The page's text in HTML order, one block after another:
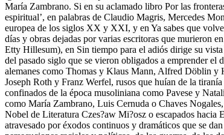
María Zambrano. Si en su aclamado libro Por las
espiritual’, en palabras de Claudio Magris, Mercedes
europea de los siglos XX y XXI, y en Ya sabes que
días y obras dejadas por varias escritoras que murieron
Etty Hillesum), en Sin tiempo para el adiós dirige su
del pasado siglo que se vieron obligados a emprender
alemanes como Thomas y Klaus Mann, Alfred Döblin y
Joseph Roth y Franz Werfel, rusos que huían de la
confinados de la época musoliniana como Pavese y
como María Zambrano, Luis Cernuda o Chaves
Nobel de Literatura Czes?aw Mi?osz o escapados hacia
atravesado por éxodos continuos y dramáticos que se